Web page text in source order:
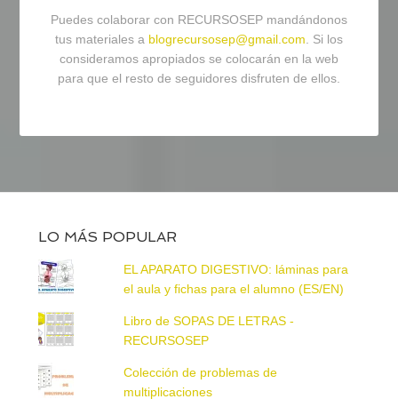
Puedes colaborar con RECURSOSEP mandándonos
tus materiales a blogrecursosep@gmail.com. Si los
consideramos apropiados se colocarán en la web
para que el resto de seguidores disfruten de ellos.
LO MÁS POPULAR
EL APARATO DIGESTIVO: láminas para
el aula y fichas para el alumno (ES/EN)
Libro de SOPAS DE LETRAS -
RECURSOSEP
Colección de problemas de
multiplicaciones